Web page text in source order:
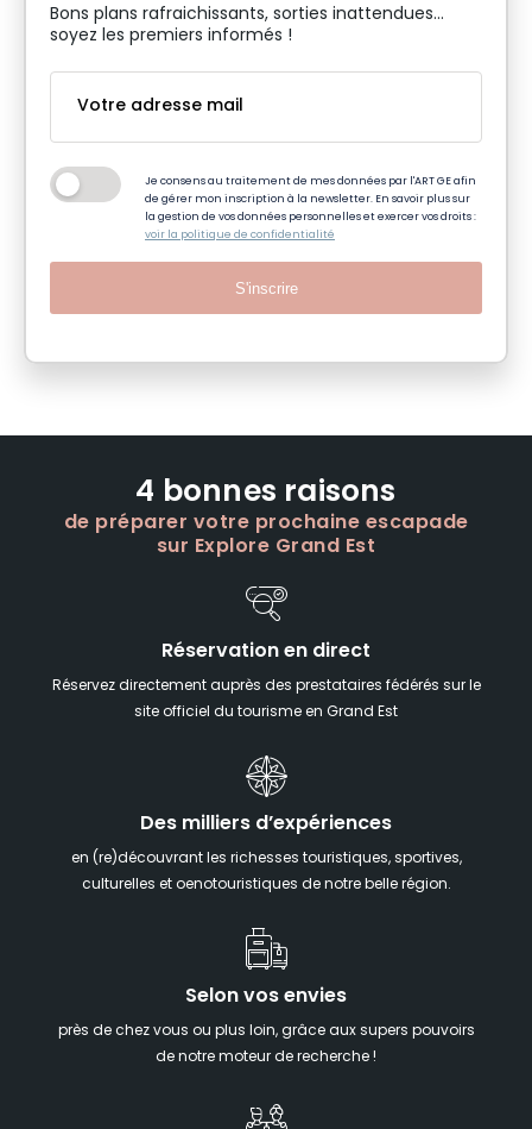
Bons plans rafraichissants, sorties inattendues…
soyez les premiers informés !
Je consens au traitement de mes données par l'ART GE afin
de gérer mon inscription à la newsletter. En savoir plus sur
la gestion de vos données personnelles et exercer vos droits :
voir la politique de confidentialité
S'inscrire
4 bonnes raisons
de préparer votre prochaine escapade
sur Explore Grand Est
Réservation en direct
Réservez directement auprès des prestataires fédérés sur le
site officiel du tourisme en Grand Est
Des milliers d’expériences
en (re)découvrant les richesses touristiques, sportives,
culturelles et oenotouristiques de notre belle région.
Selon vos envies
près de chez vous ou plus loin, grâce aux supers pouvoirs
de notre moteur de recherche !